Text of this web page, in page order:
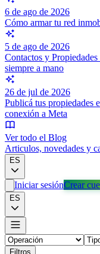
6 de ago de 2026
Cómo armar tu red
5 de ago de 2026
Contactos y
siempre a mano
26 de jul de 2026
Publicá tus propiedades
conexión a Meta
Ver todo el Blog
Articulos, novedades y
ES
Iniciar sesiónCrear
ES
Filtros